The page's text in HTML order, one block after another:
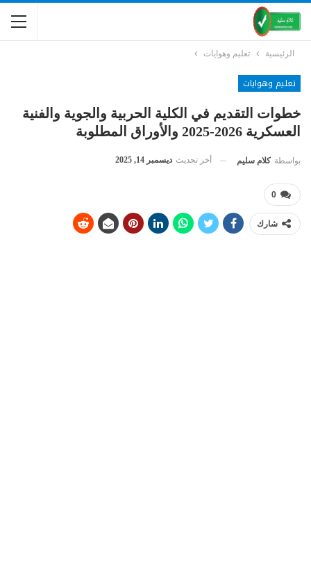
الرئيسية تعليم وهوايات
تعليم وهوايات
خطوات التقديم في الكلية الحربية والجوية والفنية
العسكرية 2026-2025 والأوراق المطلوبة
بواسطة كلام سليم أخر تحديث ديسمبر 14, 2025
0
شارك